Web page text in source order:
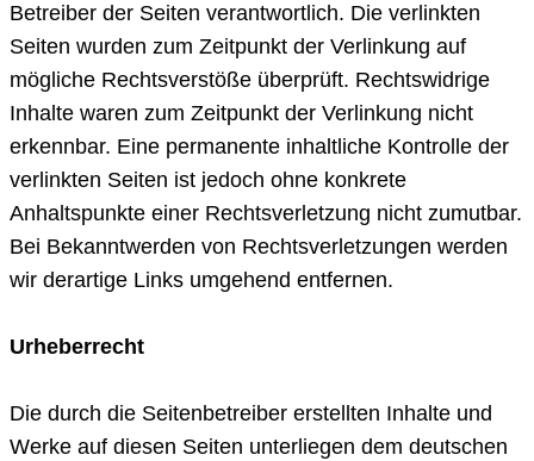
Betreiber der Seiten verantwortlich. Die verlinkten
Seiten wurden zum Zeitpunkt der Verlinkung auf
mögliche Rechtsverstöße überprüft. Rechtswidrige
Inhalte waren zum Zeitpunkt der Verlinkung nicht
erkennbar. Eine permanente inhaltliche Kontrolle der
verlinkten Seiten ist jedoch ohne konkrete
Anhaltspunkte einer Rechtsverletzung nicht zumutbar.
Bei Bekanntwerden von Rechtsverletzungen werden
wir derartige Links umgehend entfernen.
Urheberrecht
Die durch die Seitenbetreiber erstellten Inhalte und
Werke auf diesen Seiten unterliegen dem deutschen